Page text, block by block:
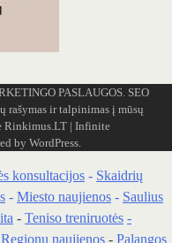
PASLAUGOS. SEO
rašymas ir talpinimas į mūsų
Rinkimus.LT| Infinite
by WordPress.
konsultacijos - Skaidrių
- Miesto naujienos - Saulius
- Teniso treniruotės -
Regionų naujienos - Palangos